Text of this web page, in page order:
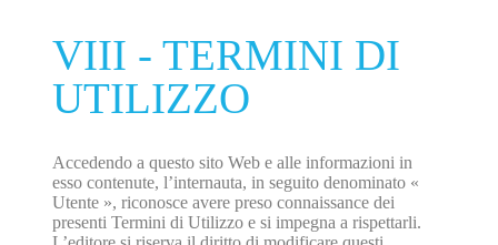
VIII - TERMINI DI
UTILIZZO
Accedendo a questo sito Web e alle informazioni in
esso contenute, l’internauta, in seguito denominato «
Utente », riconosce avere preso connaissance dei
presenti Termini di Utilizzo e si impegna a rispettarli.